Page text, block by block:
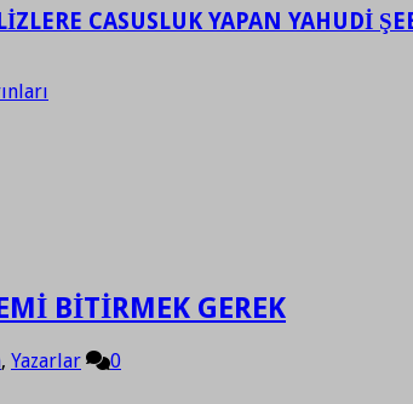
CASUSLUK YAPAN YAHUDİ
BİTİRMEK GEREK
, Yazarlar 0